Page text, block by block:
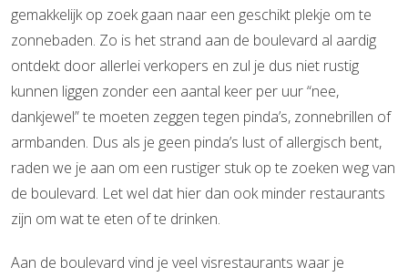
gemakkelijk op zoek gaan naar een geschikt plekje om te
zonnebaden. Zo is het strand aan de boulevard al aardig
ontdekt door allerlei verkopers en zul je dus niet rustig
kunnen liggen zonder een aantal keer per uur “nee,
dankjewel” te moeten zeggen tegen pinda’s, zonnebrillen of
armbanden. Dus als je geen pinda’s lust of allergisch bent,
raden we je aan om een rustiger stuk op te zoeken weg van
de boulevard. Let wel dat hier dan ook minder restaurants
zijn om wat te eten of te drinken.
Aan de boulevard vind je veel visrestaurants waar je